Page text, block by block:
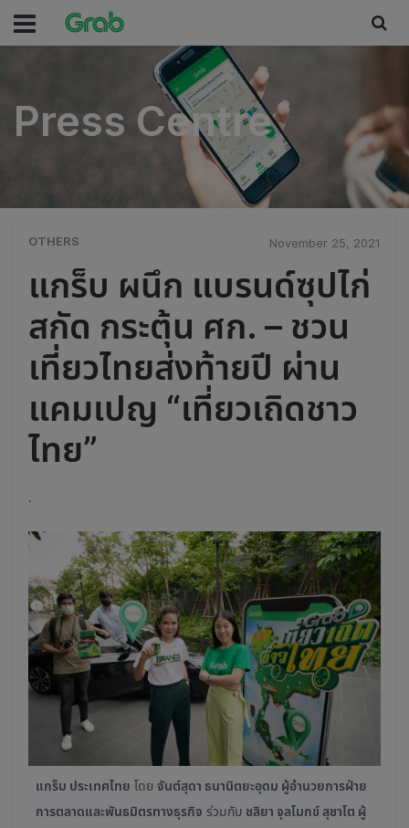
Press Centre
Press Centre
OTHERS November 25, 2021
แกร็บ ผนึก แบรนด์ซุปไก่
สกัด กระตุ้น ศก. – ชวน
เที่ยวไทยส่งท้ายปี ผ่าน
แคมเปญ “เที่ยวเถิดชาว
ไทย”
.
แกร็บ ประเทศไทย โดย จันต์สุดา ธนานิตยะอุดม ผู้อํานวยการฝ่าย
การตลาดและพันธมิตรทางธุรกิจ ร่วมกับ ชลิยา จุลโมกข์ สุชาโต ผู้